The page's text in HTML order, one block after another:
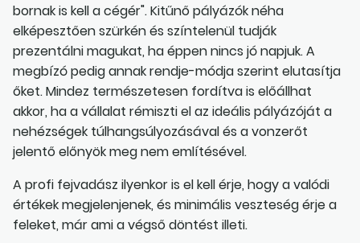
bornak is kell a cégér". Kitűnő pályázók néha
elképesztően szürkén és színtelenül tudják
prezentálni magukat, ha éppen nincs jó napjuk. A
megbízó pedig annak rendje-módja szerint elutasítja
őket. Mindez természetesen fordítva is előállhat
akkor, ha a vállalat rémiszti el az ideális pályázóját a
nehézségek túlhangsúlyozásával és a vonzerőt
jelentő előnyök meg nem említésével.
A profi fejvadász ilyenkor is el kell érje, hogy a valódi
értékek megjelenjenek, és minimális veszteség érje a
feleket, már ami a végső döntést illeti.